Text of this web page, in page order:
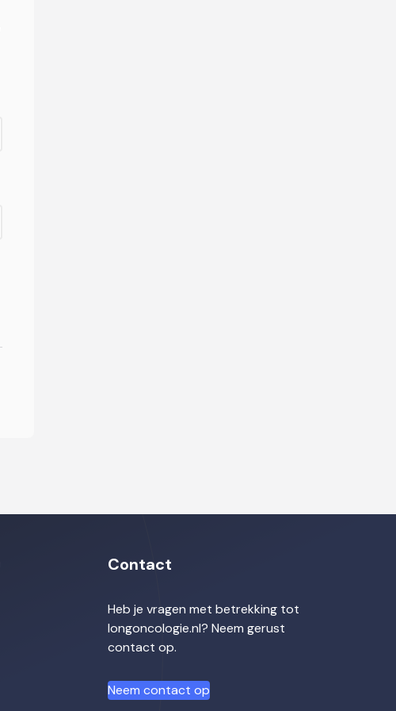
Contact
Heb je vragen met betrekking tot
longoncologie.nl? Neem gerust
contact op.
Neem contact op